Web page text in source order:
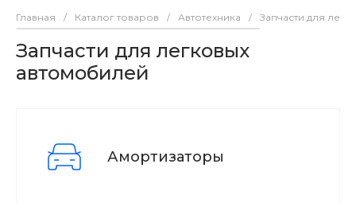
Главная / Каталог товаров / Автотехника / Запчасти для
Запчасти для легковых
автомобилей
Амортизаторы